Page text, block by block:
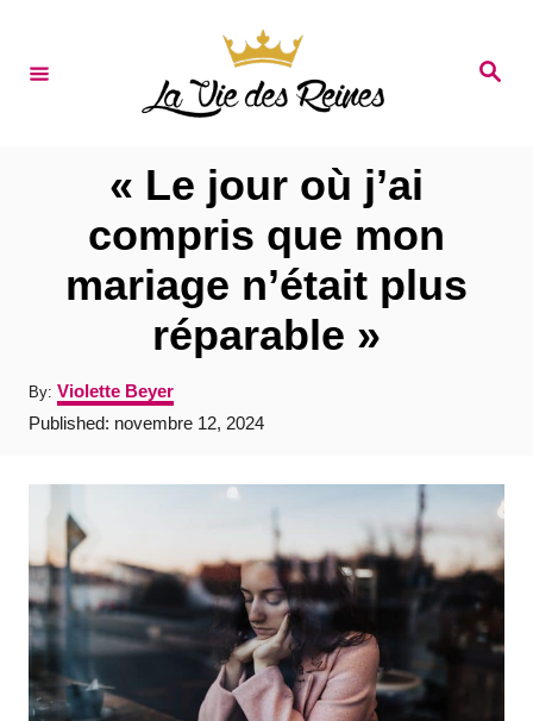
S
« Le jour où j’ai
compris que mon
mariage n’était plus
réparable »
By: A
u
t
o
Violette Beyer
P
o
n
Published: novembre 12, 2024